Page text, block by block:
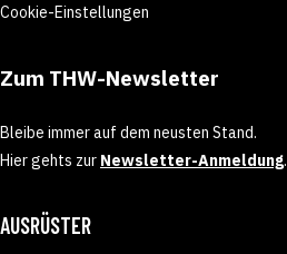
Cookie-Einstellungen
Zum THW-Newsletter
Bleibe immer auf dem neusten Stand.
Hier gehts zur Newsletter-Anmeldung.
AUSRÜSTER